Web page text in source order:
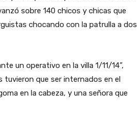
sobre 140 chicos y chicas que
chocando con la patrulla a dos
un operativo en la villa 1/11/14”,
que ser internados en el
en la cabeza, y una señora que